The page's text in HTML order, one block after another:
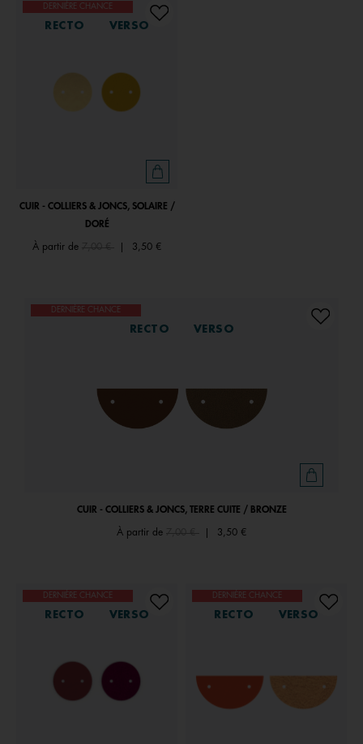
DERNIÈRE CHANCE
RECTO VERSO
CUIR - COLLIERS & JONCS, SOLAIRE /
DORÉ
À partir de Price reduced from
3,50 €
DERNIÈRE CHANCE
RECTO VERSO
CUIR - COLLIERS & JONCS, TERRE CUITE / BRONZE
À partir dePrice reduced from
7,00 € 3,50 €
DERNIÈRE CHANCE
RECTO VERSO
DERNIÈRE CHANCE
RECTO VERSO